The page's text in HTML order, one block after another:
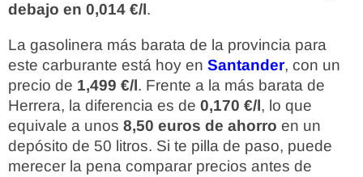
debajo en 0,014 €/l.
La gasolinera más barata de la provincia para
este carburante está hoy en Santander, con un
precio de 1,499 €/l. Frente a la más barata de
Herrera, la diferencia es de 0,170 €/l, lo que
equivale a unos 8,50 euros de ahorro en un
depósito de 50 litros. Si te pilla de paso, puede
merecer la pena comparar precios antes de